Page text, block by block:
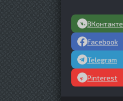
ВКонтакте
Facebook
Telegram
Pinterest